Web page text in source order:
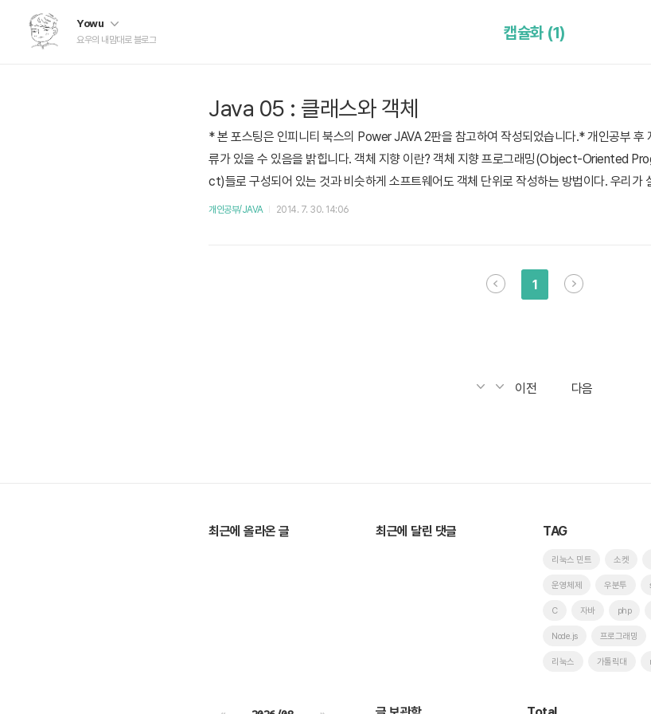
Yowu
요우의 내맘대로 블로그 캡슐화 (1)
Java 05 : 클래스와 객체
* 본 포스팅은 인피니티 북스의 Power JAVA 2판을 참고하여 작성되었습니다.* 개인공부 후
류가 있을 수 있음을 밝힙니다. 객체 지향 이란? 객체 지향 프로그래밍(Object-Oriented
ct)들로 구성되어 있는 것과 비슷하게 소프트웨어도 객체 단위로 작성하는 방법이다. 우리가
동차, 시계, 토스터, 세탁기 등의 많은 객체가 존재한다. 객체들은 객체 나름대로의 고유한 기
개인공부/JAVA 2014. 7. 30. 14:06
1
이전 다음
최근에 올라온 글 최근에 달린 댓글 TAG
리눅스 민트 소켓
운영체제 우분투
C 자바 php
Node.js 프로그래밍
리눅스 가톨릭대